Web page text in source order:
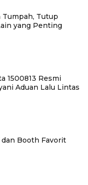
Tumpah, Tutup
yang Penting
1500813 Resmi
Aduan Lalu Lintas
Booth Favorit